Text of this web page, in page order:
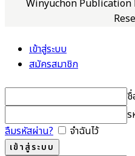
Winyuchon Publication
เข้าสู่ระบบ
สมัครสมาชิก
ชื่
ร
ลืมรหัสผ่าน?
จำฉันไว้